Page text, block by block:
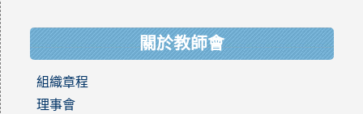
關於教師會
組織章程
理事會